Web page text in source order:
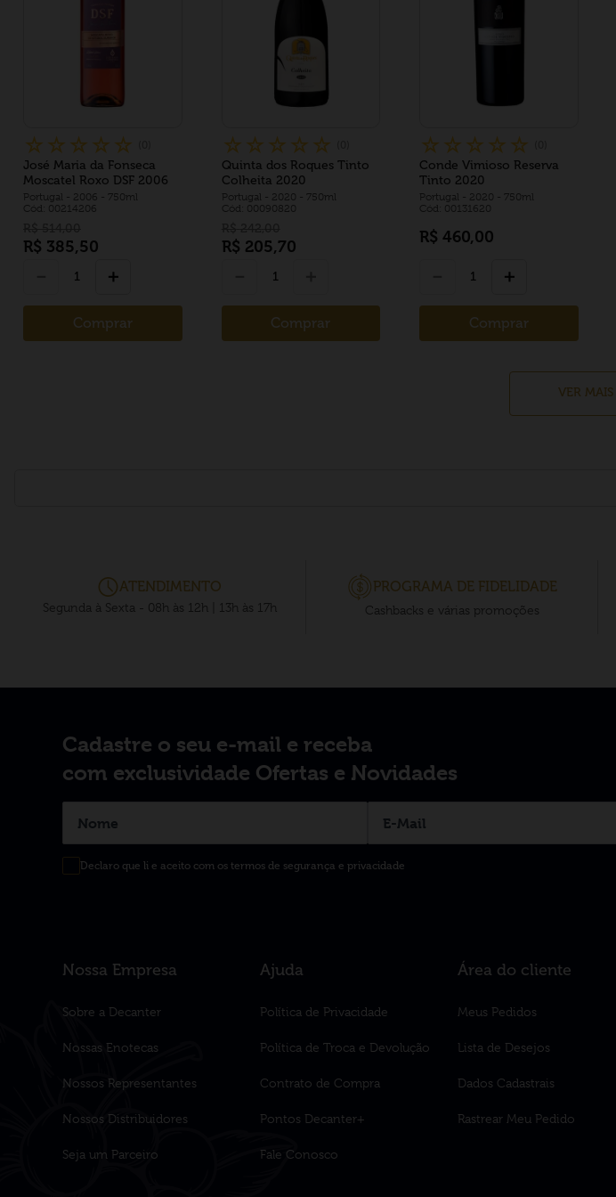
☆ ☆ ☆ ☆ ☆
José Maria da Fonseca
Moscatel Roxo DSF 2006
Portugal - 2006 - 750ml
Cód: 00214206
R$ 385,50
＋
Comprar
☆ ☆ ☆ ☆ ☆
Quinta dos Roques Tinto
Colheita 2020
Portugal - 2020 - 750ml
Cód: 00090820
R$ 205,70
Comprar
☆ ☆ ☆ ☆ ☆
Conde Vimioso Reserva
Tinto 2020
Portugal - 2020 - 750ml
Cód: 00131620
R$ 460,00
＋
Comprar
VER MAIS
ATENDIMENTO
Segunda à Sexta - 08h às 12h | 13h às 17h
PROGRAMA DE FIDELIDADE
Cashbacks e várias promoções
Cadastre o seu e-mail e receba
com exclusividade Ofertas e Novidades
Declaro que li e aceito com os termos de segurança e privacidade
Nossa Empresa
Sobre a Decanter
Nossas Enotecas
Nossos Representantes
Nossos Distribuidores
Seja um Parceiro
Ajuda
Política de Privacidade
Política de Troca e Devolução
Contrato de Compra
Pontos Decanter+
Fale Conosco
Área do cliente
Meus Pedidos
Lista de Desejos
Dados Cadastrais
Rastrear Meu Pedido